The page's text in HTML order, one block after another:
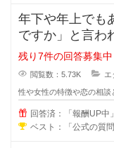
年下や年上でも
ですか」と言わ
でしょうか？「
残り7件の回答募集中
閲覧数：5.73K
性や女性の特徴や恋の相談
回答済：「報酬UP中
ベスト：「公式の質